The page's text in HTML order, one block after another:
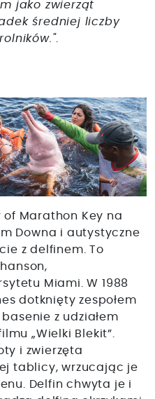
jako zwierząt
średniej liczby
of Marathon Key na
Downa i autystyczne
z delfinem. To
Miami. W 1988
dotknięty zespołem
z udziałem
„Wielki Blekit”.
i zwierzęta
tablicy, wrzucając je
Delfin chwyta je i